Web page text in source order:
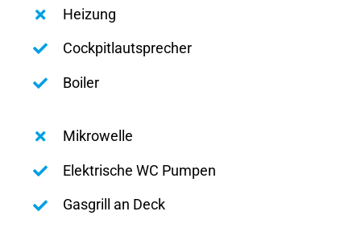
Heizung
Cockpitlautsprecher
Boiler
Mikrowelle
Elektrische WC Pumpen
Gasgrill an Deck